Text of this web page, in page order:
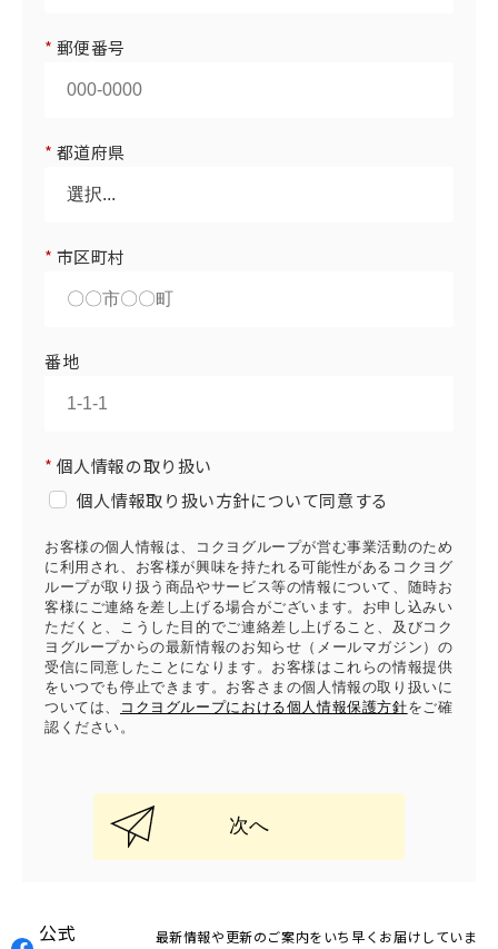
* 郵便番号
* 都道府県
* 市区町村
番地
* 個人情報の取り扱い
個人情報取り扱い方針について同意する
お客様の個人情報は、コクヨグループが営む事業活動のため
に利用され、お客様が興味を持たれる可能性があるコクヨグ
ループが取り扱う商品やサービス等の情報について、随時お
客様にご連絡を差し上げる場合がございます。お申し込みい
ただくと、こうした目的でご連絡差し上げること、及びコク
ヨグループからの最新情報のお知らせ（メールマガジン）の
受信に同意したことになります。お客様はこれらの情報提供
をいつでも停止できます。お客さまの個人情報の取り扱いに
ついては、
コクヨグループにおける個人情報保護方針をご確
認ください。
次へ
公式
最新情報や更新のご案内をいち早くお届けしていま